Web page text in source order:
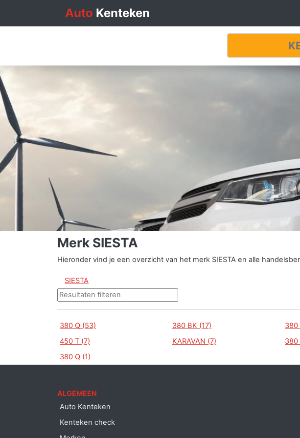
Auto Kenteken
Merk SIESTA
Hieronder vind je een overzicht van het merk SIESTA en alle
SIESTA
380 Q (53) 380 BK (17) 380
450 T (7)
KARAVAN (7) 380
380 Q (1)
ALGEMEEN
Auto Kenteken
Kenteken check